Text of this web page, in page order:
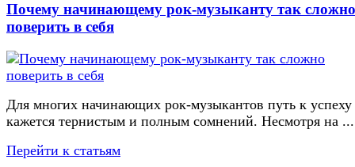
Почему начинающему рок-музыканту так сложно
поверить в себя
Для многих начинающих рок-музыкантов путь к успеху
кажется тернистым и полным сомнений. Несмотря на ...
Перейти к статьям